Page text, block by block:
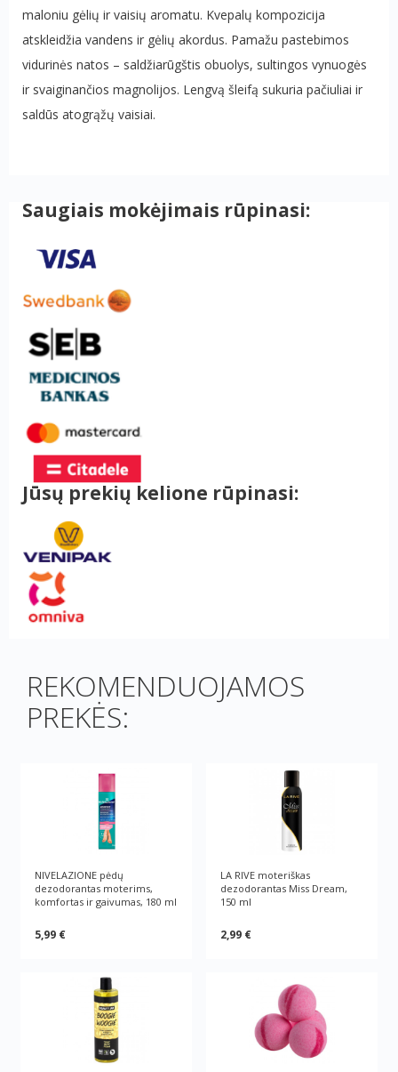
maloniu gėlių ir vaisių aromatu. Kvepalų kompozicija
atskleidžia vandens ir gėlių akordus. Pamažu pastebimos
vidurinės natos – saldžiarūgštis obuolys, sultingos vynuogės
ir svaiginančios magnolijos. Lengvą šleifą sukuria pačiuliai ir
saldūs atogrąžų vaisiai.
Saugiais mokėjimais rūpinasi:
Jūsų prekių kelione rūpinasi:
REKOMENDUOJAMOS
PREKĖS:
NIVELAZIONE pėdų
dezodorantas moterims,
komfortas ir gaivumas, 180 ml
5,99 €
LA RIVE moteriškas
dezodorantas Miss Dream,
150 ml
2,99 €